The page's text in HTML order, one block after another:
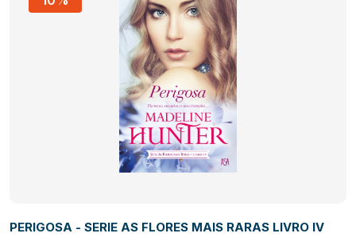
PERIGOSA - SERIE AS FLORES MAIS RARAS LIVRO IV